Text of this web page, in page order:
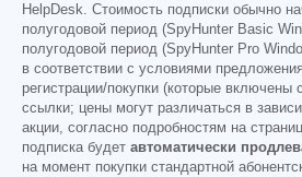
HelpDesk. Стоимость подписки обычно
полугодовой период (SpyHunter Basic
полугодовой период (SpyHunter Pro
в соответствии с условиями
регистрации/покупки (которые включены
ссылки; цены могут различаться в
акции, согласно подробностям на
подписка будет автоматически
на момент покупки стандартной